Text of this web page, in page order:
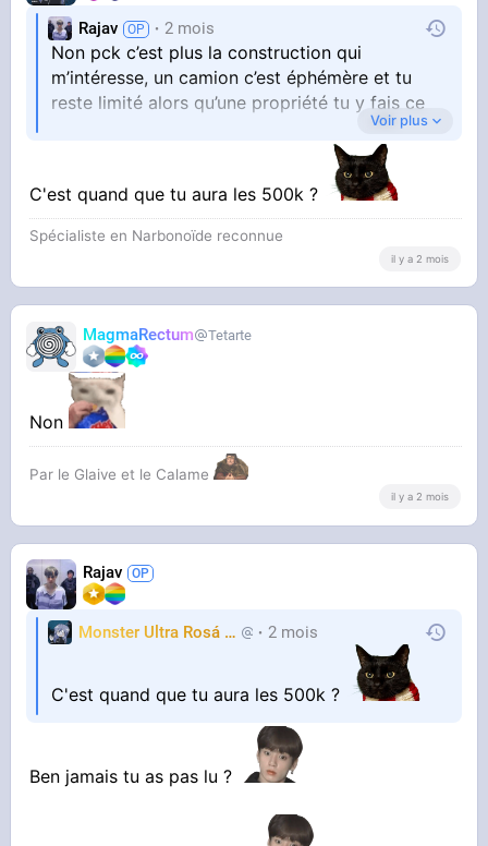
Rajav 2 mois
Non pck c’est plus la construction qui
m’intéresse, un camion c’est éphémère et tu
reste limité alors qu’une propriété tu y fais ce
que tu veux c’est comme minecraft
Voir plus
C'est quand que tu aura les 500k ?
Spécialiste en Narbonoïde reconnue
il y a 2 mois
MagmaRectum Tetarte
Non
Par le Glaive et le Calame
il y a 2 mois
Rajav
Monster Ultra Rosá
❤️ KheyFinito
2 mois
C'est quand que tu aura les 500k ?
Ben jamais tu as pas lu ?